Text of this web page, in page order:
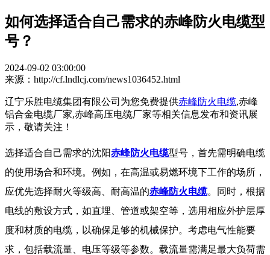
如何选择适合自己需求的赤峰防火电缆型
号？
2024-09-02 03:00:00
来源：http://cf.lndlcj.com/news1036452.html
辽宁乐胜电缆集团有限公司为您免费提供赤峰防火电缆,赤峰
铝合金电缆厂家,赤峰高压电缆厂家等相关信息发布和资讯展
示，敬请关注！
选择适合自己需求的沈阳赤峰防火电缆型号，首先需明确电缆
的使用场合和环境。例如，在高温或易燃环境下工作的场所，
应优先选择耐火等级高、耐高温的赤峰防火电缆。同时，根据
电线的敷设方式，如直埋、管道或架空等，选用相应外护层厚
度和材质的电缆，以确保足够的机械保护。考虑电气性能要
求，包括载流量、电压等级等参数。载流量需满足最大负荷需